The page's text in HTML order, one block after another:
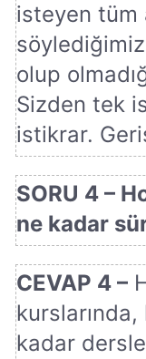
isteyen tüm
olup
Sizden tek
istikrar.
SORU 4 –
ne kadar
CEVAP 4 –
kadar